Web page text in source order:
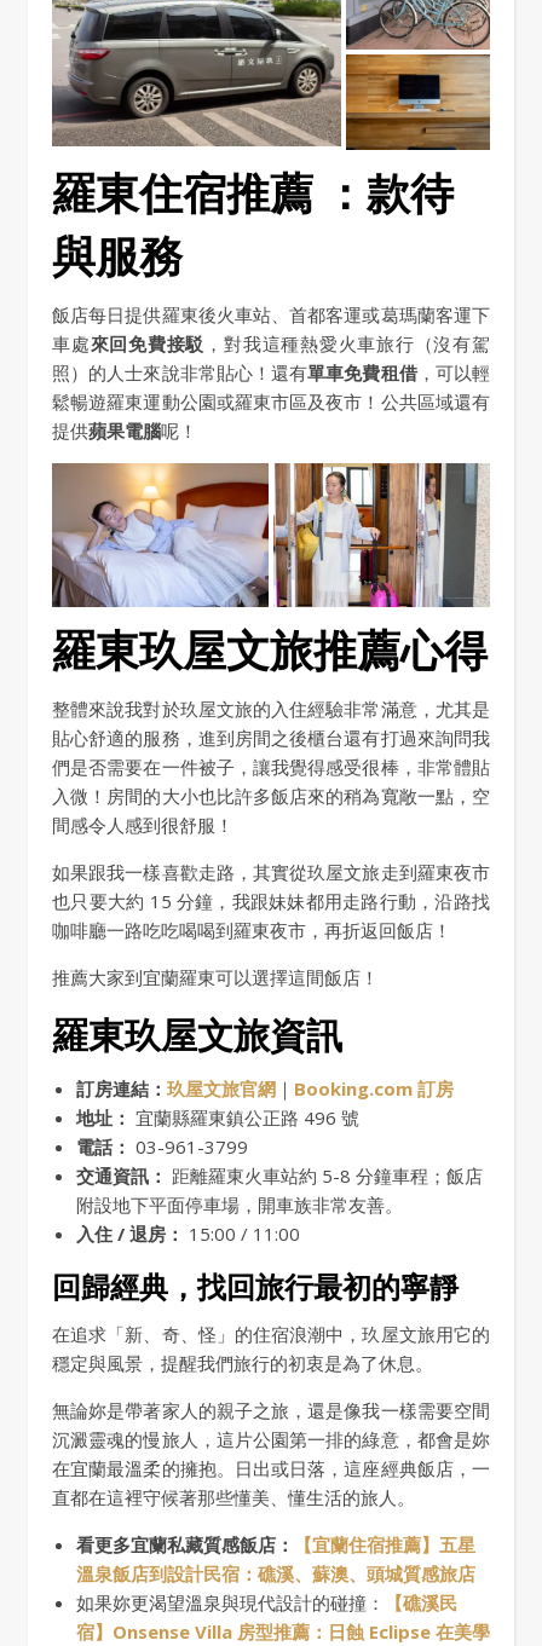
羅東住宿推薦 ：款待
與服務
飯店每日提供羅東後火車站、首都客運或葛瑪蘭客運下
車處來回免費接駁 ，對我這種熱愛火車旅行（沒有駕
照）的人士來說非常貼心！還有單車免費租借，可以輕
鬆暢遊羅東運動公園或羅東市區及夜市！公共區域還有
提供蘋果電腦呢！
羅東玖屋文旅推薦心得
整體來說我對於玖屋文旅的入住經驗非常滿意，尤其是
貼心舒適的服務，進到房間之後櫃台還有打過來詢問我
們是否需要在一件被子，讓我覺得感受很棒，非常體貼
入微！房間的大小也比許多飯店來的稍為寬敞一點，空
間感令人感到很舒服！
如果跟我一樣喜歡走路，其實從玖屋文旅走到羅東夜市
也只要大約 15 分鐘，我跟妹妹都用走路行動，沿路找
咖啡廳一路吃吃喝喝到羅東夜市，再折返回飯店！
推薦大家到宜蘭羅東可以選擇這間飯店！
羅東玖屋文旅資訊
訂房連結： 玖屋文旅官網 ｜ Booking.com 訂房
地址： 宜蘭縣羅東鎮公正路 496 號
電話： 03-961-3799
交通資訊： 距離羅東火車站約 5-8 分鐘車程；飯店
附設地下平面停車場，開車族非常友善。
入住 / 退房： 15:00 / 11:00
回歸經典，找回旅行最初的寧靜
在追求「新、奇、怪」的住宿浪潮中，玖屋文旅用它的
穩定與風景，提醒我們旅行的初衷是為了休息。
無論妳是帶著家人的親子之旅，還是像我一樣需要空間
沉澱靈魂的慢旅人，這片公園第一排的綠意，都會是妳
在宜蘭最溫柔的擁抱。日出或日落，這座經典飯店，一
直都在這裡守候著那些懂美、懂生活的旅人。
看更多宜蘭私藏質感飯店：
【宜蘭住宿推薦】五星
溫泉飯店到設計民宿：礁溪、蘇澳、頭城質感旅店
如果妳更渴望溫泉與現代設計的碰撞：
【礁溪民
宿】Onsense Villa 房型推薦：日蝕 Eclipse 在美學